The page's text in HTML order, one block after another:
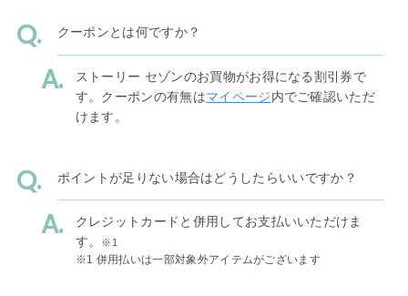
クーポンとは何ですか？
ストーリー セゾンのお買物がお得になる割引券で
す。クーポンの有無はマイページ内でご確認いただ
けます。
ポイントが足りない場合はどうしたらいいですか？
クレジットカードと併用してお支払いいただけま
す。
※1
※1 併用払いは一部対象外アイテムがございます